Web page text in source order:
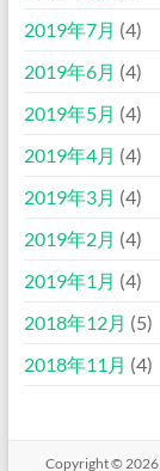
2019年7月 (4)
2019年6月 (4)
2019年5月 (4)
2019年4月 (4)
2019年3月 (4)
2019年2月 (4)
2019年1月 (4)
2018年12月 (5)
2018年11月 (4)
Copyright © 2026